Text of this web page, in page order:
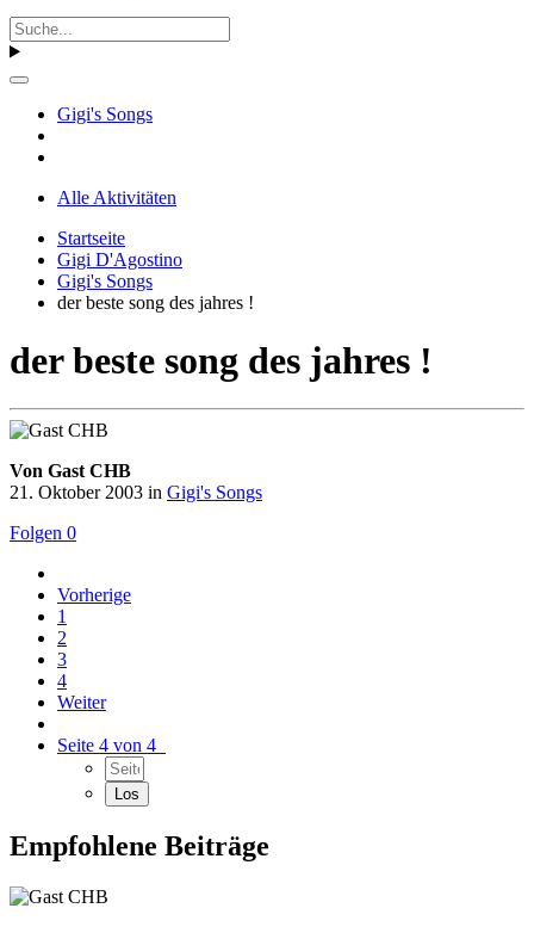
Gigi's Songs
Alle Aktivitäten
Startseite
Gigi D'Agostino
Gigi's Songs
der beste song des jahres !
der beste song des jahres !
Von Gast CHB
21. Oktober 2003 in Gigi's Songs
Folgen 0
Vorherige
1
2
3
4
Weiter
Seite 4 von 4
Empfohlene Beiträge